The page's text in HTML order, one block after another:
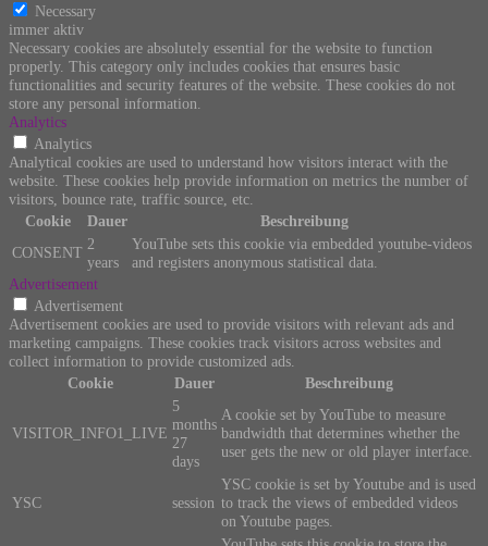
Necessary
immer aktiv
Necessary cookies are absolutely essential for the website to function
properly. This category only includes cookies that ensures basic
functionalities and security features of the website. These cookies do not
store any personal information.
Analytics
Analytics
Analytical cookies are used to understand how visitors interact with the
website. These cookies help provide information on metrics the number of
visitors, bounce rate, traffic source, etc.
Cookie
Dauer
Beschreibung
CONSENT 2
years
YouTube sets this cookie via embedded youtube-videos
and registers anonymous statistical data.
Advertisement
Advertisement
Advertisement cookies are used to provide visitors with relevant ads and
marketing campaigns. These cookies track visitors across websites and
collect information to provide customized ads.
Cookie
Dauer Beschreibung
VISITOR_INFO1_LIVE
5
months
27
days
A cookie set by YouTube to measure
bandwidth that determines whether the
user gets the new or old player interface.
YSC session
YSC cookie is set by Youtube and is used
to track the views of embedded videos
on Youtube pages.